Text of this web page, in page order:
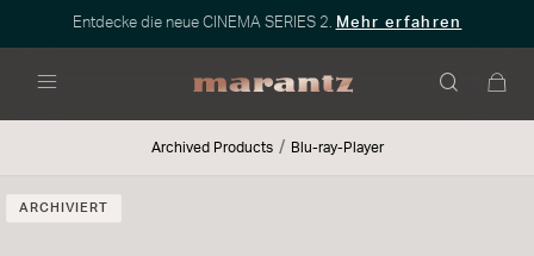
Entdecke die neue CINEMA SERIES 2. Mehr erfahren
Archived Products Blu-ray-Player
ARCHIVIERT